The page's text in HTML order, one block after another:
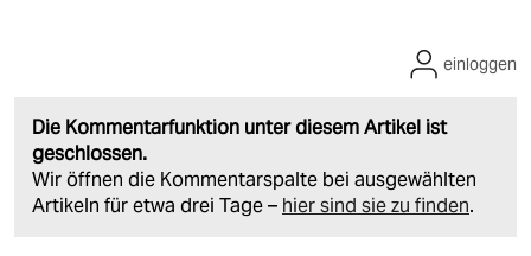
Die Kommentarfunktion unter diesem Artikel ist
geschlossen.
Wir öffnen die Kommentarspalte bei ausgewählten
Artikeln für etwa drei Tage – hier sind sie zu finden.
einloggen